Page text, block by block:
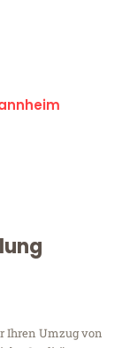
Ihren Umzug von